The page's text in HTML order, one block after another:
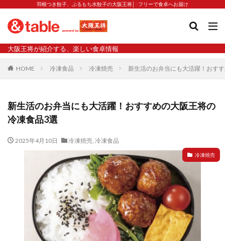
羽根つき餃子、ぷるもち水餃子の大阪王将│5フリーで食卓へお届け
大阪王将が紹介する、楽しい食卓情報
HOME 冷凍食品 冷凍焼売 新生活のお弁当にも大活躍！おす
新生活のお弁当にも大活躍！おすすめの大阪王将の
冷凍食品3選
2025年4月10日 冷凍焼売, 冷凍食品
冷凍焼売
タグ
2023新商品 炒飯の素 業務スーパー
水餃子
減塩
渡韓 渡韓ごっこ 炒飯
焼きそば
焼売と飲みたい
焼酎 猛暑 栄養
春雨
白くなる
大阪王将 背徳のバターすぎるぎょうざ
宮崎辛麺 宮崎餃子
小籠包と飲みたい
居酒屋 弁当 担々麺
揚げ餃子
新商品
旨辛 生産者 硬くなる
外食事業
食の安全
鉄ラー油 鍋
鍋スープ
開発秘話
関西万博 食と栄養 餃子
辛
餃子と食べたい
餃子と飲みたい 魚醬
麺